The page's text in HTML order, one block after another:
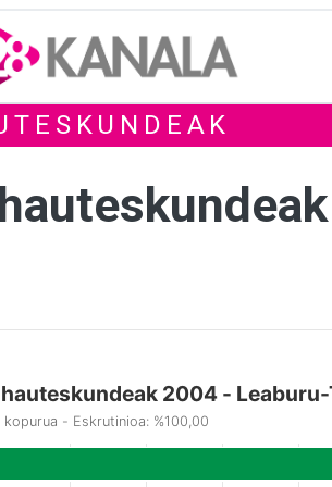
2004 -
kopurua - Eskrutinioa: %100,00